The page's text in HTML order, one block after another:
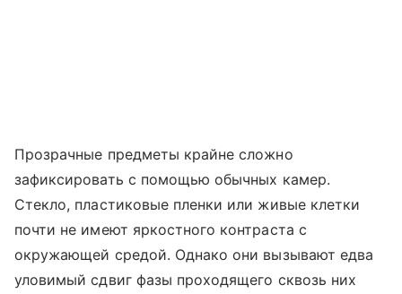
Прозрачные предметы крайне сложно
зафиксировать с помощью обычных камер.
Стекло, пластиковые пленки или живые клетки
почти не имеют яркостного контраста с
окружающей средой. Однако они вызывают едва
уловимый сдвиг фазы проходящего сквозь них